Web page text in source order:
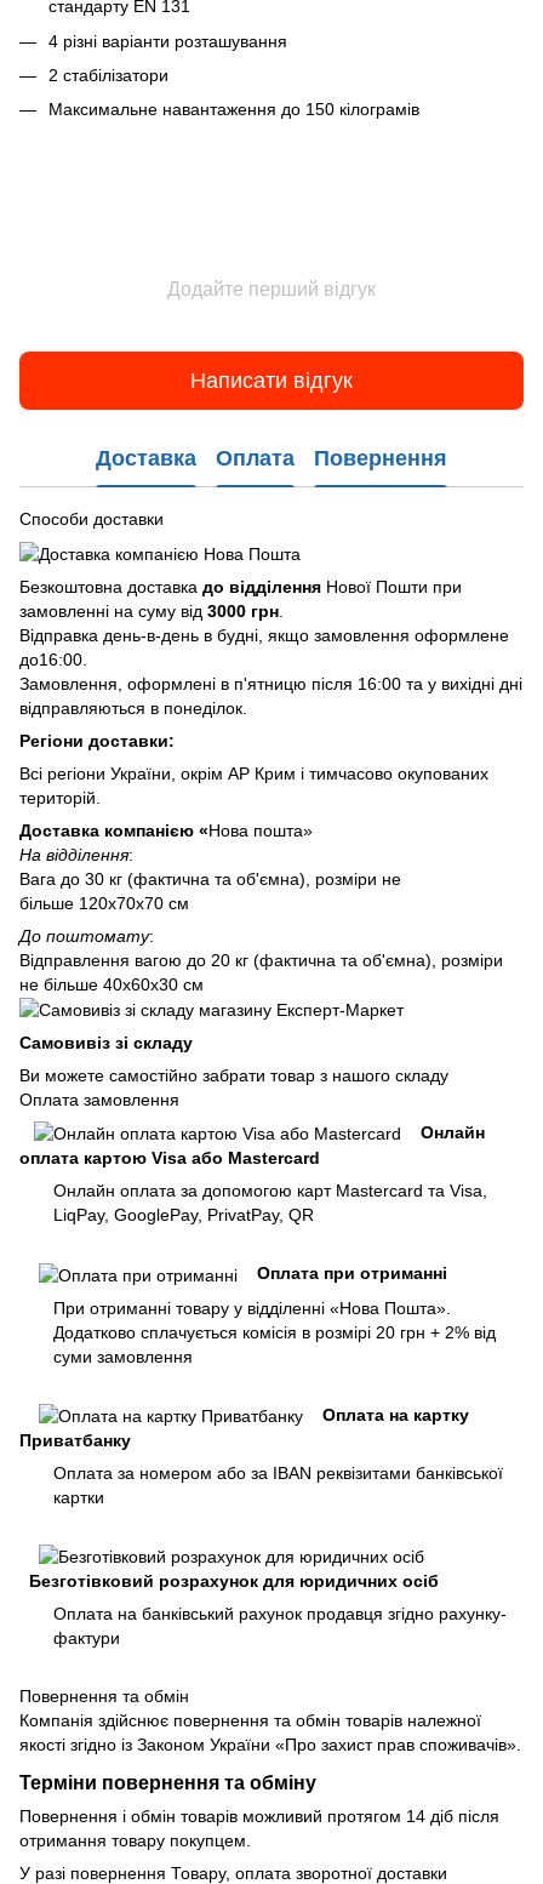
стандарту EN 131
4 різні варіанти розташування
2 стабілізатори
Максимальне навантаження до 150 кілограмів
Додайте перший відгук
Написати відгук
Доставка Оплата Повернення
Способи доставки
Безкоштовна доставка до відділення Нової Пошти при
замовленні на суму від 3000 грн
Відправка день-в-день в будні, якщо замовлення оформлене
до16:00.
Замовлення, оформлені в п'ятницю після 16:00 та у вихідні дні
відправляються в понеділок.
Регіони доставки:
Всі регіони України, окрім АР Крим і тимчасово окупованих
територій.
Доставка компанією «Нова пошта»
На відділення:
Вага до 30 кг (фактична та об'ємна), розміри не
більше 120х70х70 см
До поштомату:
Відправлення вагою до 20 кг (фактична та об'ємна), розміри
не більше 40х60х30 см
Самовивіз зі складу
Ви можете самостійно забрати товар з нашого складу
Оплата замовлення
Онлайн
оплата картою Visa або Mastercard
Онлайн оплата за допомогою карт Mastercard та Visa,
LiqPay, GooglePay, PrivatPay, QR
Оплата при отриманні
При отриманні товару у відділенні «Нова Пошта».
Додатково сплачується комісія в розмірі 20 грн + 2% від
суми замовлення
Оплата на картку
Приватбанку
Оплата за номером або за IBAN реквізитами банківської
картки
Безготівковий розрахунок для юридичних осіб
Оплата на банківський рахунок продавця згідно рахунку-
фактури
Повернення та обмін
Компанія здійснює повернення та обмін товарів належної
якості згідно із Законом України «Про захист прав споживачів».
Терміни повернення та обміну
Повернення і обмін товарів можливий протягом 14 діб після
отримання товару покупцем.
У разі повернення Товару, оплата зворотної доставки